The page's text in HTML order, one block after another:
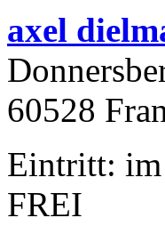
axel
60528
Eintritt: im
FREI